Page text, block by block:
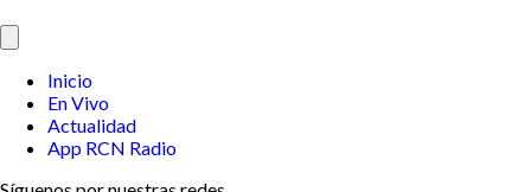
Inicio
En Vivo
Actualidad
App RCN Radio